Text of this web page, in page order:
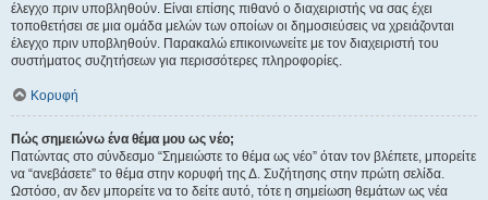
έλεγχο πριν υποβληθούν. Είναι επίσης πιθανό ο διαχειριστής να σας έχει
τοποθετήσει σε μια ομάδα μελών των οποίων οι δημοσιεύσεις να χρειάζονται
έλεγχο πριν υποβληθούν. Παρακαλώ επικοινωνείτε με τον διαχειριστή του
συστήματος συζητήσεων για περισσότερες πληροφορίες.
Κορυφή
Πώς σημειώνω ένα θέμα μου ως νέο;
Πατώντας στο σύνδεσμο “Σημειώστε το θέμα ως νέο” όταν τον βλέπετε, μπορείτε
να “ανεβάσετε” το θέμα στην κορυφή της Δ. Συζήτησης στην πρώτη σελίδα.
Ωστόσο, αν δεν μπορείτε να το δείτε αυτό, τότε η σημείωση θεμάτων ως νέα